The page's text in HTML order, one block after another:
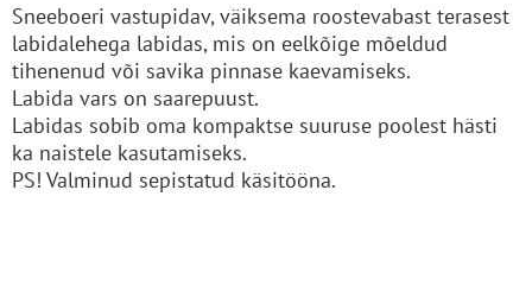
Sneeboeri vastupidav, väiksema roostevabast terasest
labidalehega labidas, mis on eelkõige mõeldud
tihenenud või savika pinnase kaevamiseks.
Labida vars on saarepuust.
Labidas sobib oma kompaktse suuruse poolest hästi
ka naistele kasutamiseks.
PS! Valminud sepistatud käsitööna.